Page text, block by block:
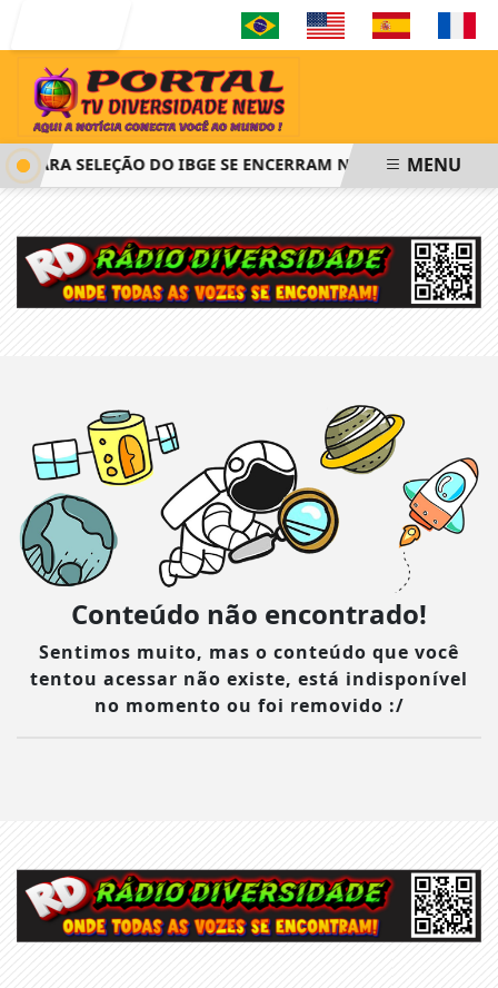
PARA SELEÇÃO DO IBGE SE ENCERRAM NESTA QUINTA-
MENU
Conteúdo não encontrado!
Sentimos muito, mas o conteúdo que você
tentou acessar não existe, está indisponível
no momento ou foi removido :/